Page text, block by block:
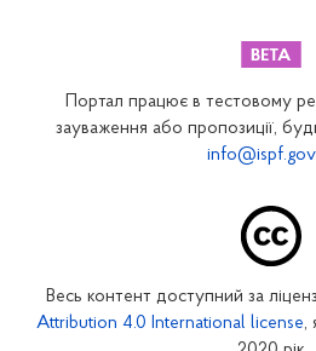
Закарпатське відділення
Запорізьке відділення
Кіровоградське відділення
Портал працює в тестовому
зауваження або пропозиції,
Весь контент доступний за
Attribution 4.0 International license,